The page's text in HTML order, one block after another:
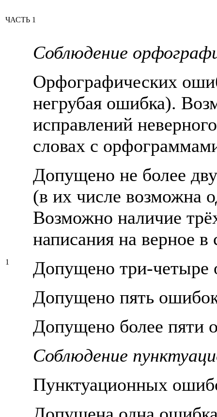
ЧАСТЬ 1
1
Соблюдение
Орфографических
негрубая ошибка).
исправлений
словах с
Допущено не более
(в их числе возможна
Возможно наличие
написания на верное
Допущено три-четыре
Допущено пять
Допущено более пяти
Соблюдение
Пунктуационных